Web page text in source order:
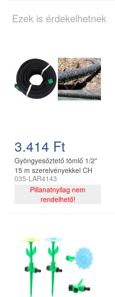
Ezek is érdekelhetnek
3.414 Ft
Gyöngyesőztető tömlő 1/2"
15 m szerelvényekkel CH
035-LAR4143
Pillanatnyilag nem
rendelhető!